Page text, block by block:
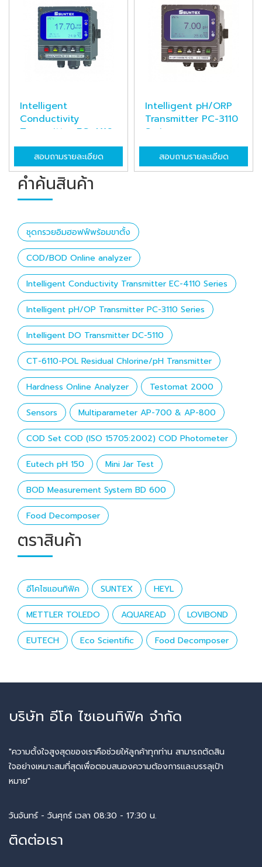
Intelligent
Conductivity
Transmitter EC-4110
...
สอบถามรายละเอียด
Intelligent pH/ORP
Transmitter PC-3110
Series
สอบถามรายละเอียด
คำค้นสินค้า
ชุดกรวยอิมฮอฟฟ์พร้อมขาตั้ง
COD/BOD Online analyzer
Intelligent Conductivity Transmitter EC-4110 Series
Intelligent pH/OP Transmitter PC-3110 Series
Intelligent DO Transmitter DC-5110
CT-6110-POL Residual Chlorine/pH Transmitter
Hardness Online Analyzer Testomat 2000
Sensors Multiparameter AP-700 & AP-800
COD Set COD (ISO 15705:2002) COD Photometer
Eutech pH 150 Mini Jar Test
BOD Measurement System BD 600
Food Decomposer
ตราสินค้า
อีโคไซแอนทิฟิค SUNTEX HEYL
METTLER TOLEDO AQUAREAD LOVIBOND
EUTECH Eco Scientific Food Decomposer
บริษัท อีโค ไซเอนทิฟิค จำกัด
"ความตั้งใจสูงสุดของเราคือช่วยให้ลูกค้าทุกท่าน สามารถตัดสิน
ใจอย่างเหมาะสมที่สุดเพื่อตอบสนองความต้องการและบรรลุเป้า
หมาย"
วันจันทร์ - วันศุกร์ เวลา 08:30 - 17:30 น.
ติดต่อเรา